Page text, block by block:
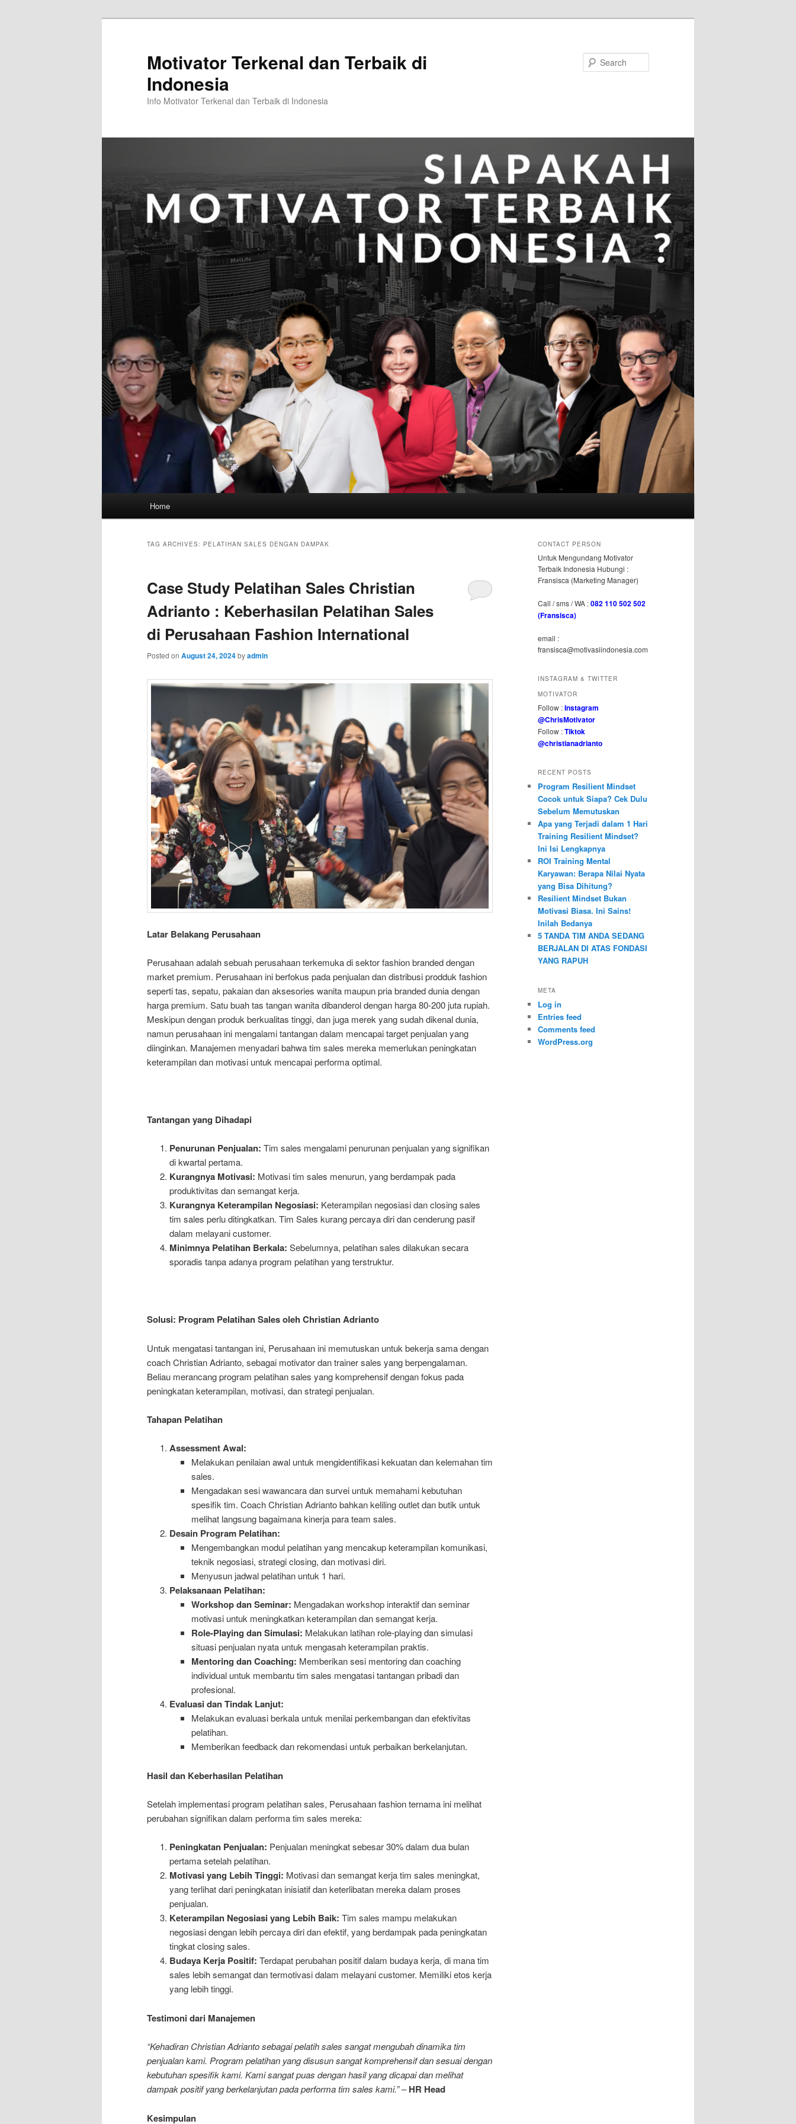
Motivator Terkenal dan Terbaik di
Indonesia
Info Motivator Terkenal dan Terbaik di Indonesia
Home
TAG ARCHIVES: PELATIHAN SALES DENGAN DAMPAK
Case Study Pelatihan Sales Christian
Adrianto : Keberhasilan Pelatihan Sales
di Perusahaan Fashion International
Posted on August 24, 2024byadmin
Latar Belakang Perusahaan
Perusahaan adalah sebuah perusahaan terkemuka di sektor fashion branded dengan
market premium. Perusahaan ini berfokus pada penjualan dan distribusi prodduk fashion
seperti tas, sepatu, pakaian dan aksesories wanita maupun pria branded dunia dengan
harga premium. Satu buah tas tangan wanita dibanderol dengan harga 80-200 juta rupiah.
Meskipun dengan produk berkualitas tinggi, dan juga merek yang sudah dikenal dunia,
namun perusahaan ini mengalami tantangan dalam mencapai target penjualan yang
diinginkan. Manajemen menyadari bahwa tim sales mereka memerlukan peningkatan
keterampilan dan motivasi untuk mencapai performa optimal.
Tantangan yang Dihadapi
Penurunan Penjualan: Tim sales mengalami penurunan penjualan yang signifikan
di kwartal pertama.
Kurangnya Motivasi: Motivasi tim sales menurun, yang berdampak pada
produktivitas dan semangat kerja.
Kurangnya Keterampilan Negosiasi: Keterampilan negosiasi dan closing sales
tim sales perlu ditingkatkan. Tim Sales kurang percaya diri dan cenderung pasif
dalam melayani customer.
Minimnya Pelatihan Berkala: Sebelumnya, pelatihan sales dilakukan secara
sporadis tanpa adanya program pelatihan yang terstruktur.
Solusi: Program Pelatihan Sales oleh Christian Adrianto
Untuk mengatasi tantangan ini, Perusahaan ini memutuskan untuk bekerja sama dengan
coach Christian Adrianto, sebagai motivator dan trainer sales yang berpengalaman.
Beliau merancang program pelatihan sales yang komprehensif dengan fokus pada
peningkatan keterampilan, motivasi, dan strategi penjualan.
Tahapan Pelatihan
Assessment Awal:
Melakukan penilaian awal untuk mengidentifikasi kekuatan dan kelemahan tim
sales.
Mengadakan sesi wawancara dan survei untuk memahami kebutuhan
spesifik tim. Coach Christian Adrianto bahkan keliling outlet dan butik untuk
melihat langsung bagaimana kinerja para team sales.
Desain Program Pelatihan:
Mengembangkan modul pelatihan yang mencakup keterampilan komunikasi,
teknik negosiasi, strategi closing, dan motivasi diri.
Menyusun jadwal pelatihan untuk 1 hari.
Pelaksanaan Pelatihan:
Workshop dan Seminar: Mengadakan workshop interaktif dan seminar
motivasi untuk meningkatkan keterampilan dan semangat kerja.
Role-Playing dan Simulasi: Melakukan latihan role-playing dan simulasi
situasi penjualan nyata untuk mengasah keterampilan praktis.
Mentoring dan Coaching: Memberikan sesi mentoring dan coaching
individual untuk membantu tim sales mengatasi tantangan pribadi dan
profesional.
Evaluasi dan Tindak Lanjut:
Melakukan evaluasi berkala untuk menilai perkembangan dan efektivitas
pelatihan.
Memberikan feedback dan rekomendasi untuk perbaikan berkelanjutan.
Hasil dan Keberhasilan Pelatihan
Setelah implementasi program pelatihan sales, Perusahaan fashion ternama ini melihat
perubahan signifikan dalam performa tim sales mereka:
Peningkatan Penjualan: Penjualan meningkat sebesar 30% dalam dua bulan
pertama setelah pelatihan.
Motivasi yang Lebih Tinggi: Motivasi dan semangat kerja tim sales meningkat,
yang terlihat dari peningkatan inisiatif dan keterlibatan mereka dalam proses
penjualan.
Keterampilan Negosiasi yang Lebih Baik: Tim sales mampu melakukan
negosiasi dengan lebih percaya diri dan efektif, yang berdampak pada peningkatan
tingkat closing sales.
Budaya Kerja Positif: Terdapat perubahan positif dalam budaya kerja, di mana tim
sales lebih semangat dan termotivasi dalam melayani customer. Memiliki etos kerja
yang lebih tinggi.
Testimoni dari Manajemen
“Kehadiran Christian Adrianto sebagai pelatih sales sangat mengubah dinamika tim
penjualan kami. Program pelatihan yang disusun sangat komprehensif dan sesuai dengan
kebutuhan spesifik kami. Kami sangat puas dengan hasil yang dicapai dan melihat
dampak positif yang berkelanjutan pada performa tim sales kami.”–HR Head
Kesimpulan
CONTACT PERSON
Untuk Mengundang Motivator
Terbaik Indonesia Hubungi :
Fransisca (Marketing Manager)
Call / sms / WA :082 110 502 502
(Fransisca)
email :
fransisca@motivasiindonesia.com
INSTAGRAM & TWITTER
MOTIVATOR
Follow :Instagram
@ChrisMotivator
Follow :Tiktok
@christianadrianto
RECENT POSTS
Program Resilient Mindset
Cocok untuk Siapa? Cek Dulu
Sebelum Memutuskan
Apa yang Terjadi dalam 1 Hari
Training Resilient Mindset?
Ini Isi Lengkapnya
ROI Training Mental
Karyawan: Berapa Nilai Nyata
yang Bisa Dihitung?
Resilient Mindset Bukan
Motivasi Biasa. Ini Sains!
Inilah Bedanya
5 TANDA TIM ANDA SEDANG
BERJALAN DI ATAS FONDASI
YANG RAPUH
META
Log in
Entries feed
Comments feed
WordPress.org